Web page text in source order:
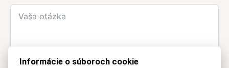
Informácie o súboroch cookie